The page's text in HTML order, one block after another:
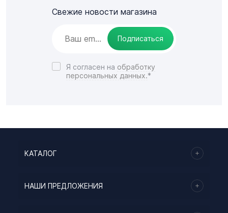
Свежие новости магазина
Подписаться
Я согласен на обработку
персональных данных.*
КАТАЛОГ
НАШИ ПРЕДЛОЖЕНИЯ